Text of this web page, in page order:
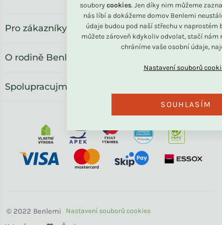
soubory cookies. Jen díky nim můžeme
nás líbí a dokážeme domov Benlemi
údaje budou pod naší střechu v naprostém
můžete zároveň kdykoliv odvolat, stačí nám
chráníme vaše osobní údaje,
SOUHLASÍM
Pro zákazníky
O rodině Benlemi
Spolupracujme
Benlemi